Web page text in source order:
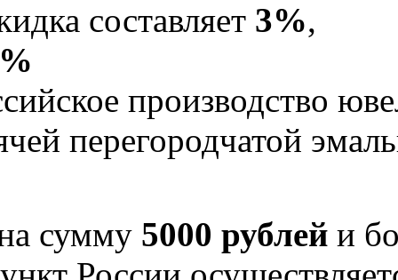
составляет 3%,
производство
перегородчатой
сумму 5000 рублей и